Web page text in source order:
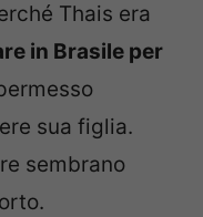
Thais era
in Brasile per
sua figlia.
sembrano